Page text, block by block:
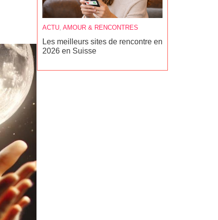
ACTU, AMOUR & RENCONTRES
Les meilleurs sites de rencontre en
2026 en Suisse